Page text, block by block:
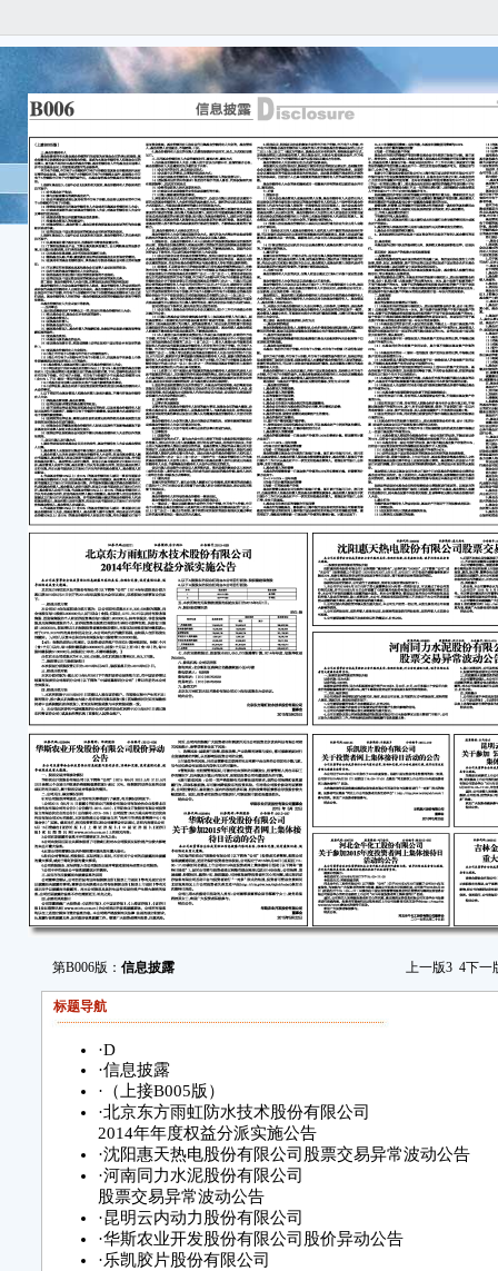
第B006版： 信息披露 上一版3 4下一
标题导航
·D
·信息披露
· （上接B005版）
·北京东方雨虹防水技术股份有限公司
2014年年度权益分派实施公告
·沈阳惠天热电股份有限公司股票交易异常波动公告
·河南同力水泥股份有限公司
股票交易异常波动公告
·昆明云内动力股份有限公司
·华斯农业开发股份有限公司股价异动公告
·乐凯胶片股份有限公司
董
实、
遗漏
管理
高上
南省
办
动”
录地
在
公
问